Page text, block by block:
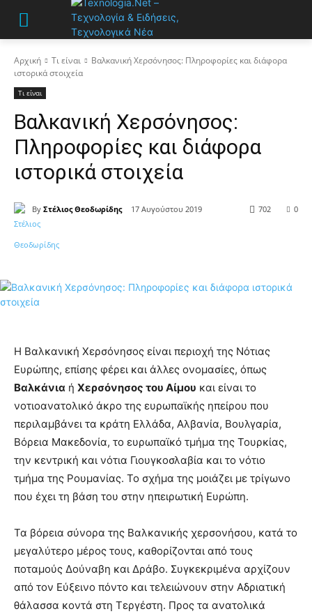
Αρχική Τι είναι
Βαλκανική Χερσόνησος: Πληροφορίες και διάφορα
ιστορικά στοιχεία
Τι είναι
Βαλκανική Χερσόνησος:
Πληροφορίες και διάφορα
ιστορικά στοιχεία
By Στέλιος Θεοδωρίδης 17 Αυγούστου 2019 0
702
Η Βαλκανική Χερσόνησος είναι περιοχή της Νότιας
Ευρώπης, επίσης φέρει και άλλες ονομασίες, όπως
Βαλκάνια ή Χερσόνησος του Αίμου και είναι το
νοτιοανατολικό άκρο της ευρωπαϊκής ηπείρου που
περιλαμβάνει τα κράτη Ελλάδα, Αλβανία, Βουλγαρία,
Βόρεια Μακεδονία, το ευρωπαϊκό τμήμα της Τουρκίας,
την κεντρική και νότια Γιουγκοσλαβία και το νότιο
τμήμα της Ρουμανίας. Το σχήμα της μοιάζει με τρίγωνο
που έχει τη βάση του στην ηπειρωτική Ευρώπη.
Τα βόρεια σύνορα της Βαλκανικής χερσονήσου, κατά το
μεγαλύτερο μέρος τους, καθορίζονται από τους
ποταμούς Δούναβη και Δράβο. Συγκεκριμένα αρχίζουν
από τον Εύξεινο πόντο και τελειώνουν στην Αδριατική
θάλασσα κοντά στη Τεργέστη. Προς τα ανατολικά